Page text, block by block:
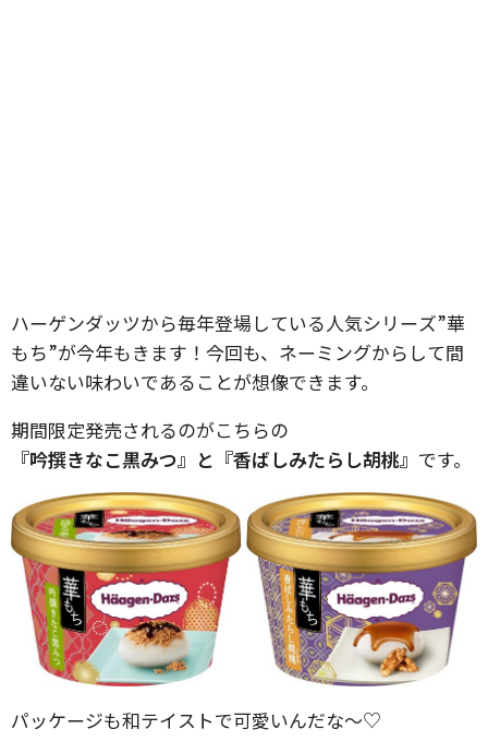
ハーゲンダッツから毎年登場している人気シリーズ”華
もち”が今年もきます！今回も、ネーミングからして間
違いない味わいであることが想像できます。
期間限定発売されるのがこちらの
『吟撰きなこ黒みつ』と『香ばしみたらし胡桃』 です。
パッケージも和テイストで可愛いんだな〜♡